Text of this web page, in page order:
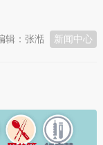
新闻中心
辑：张湉